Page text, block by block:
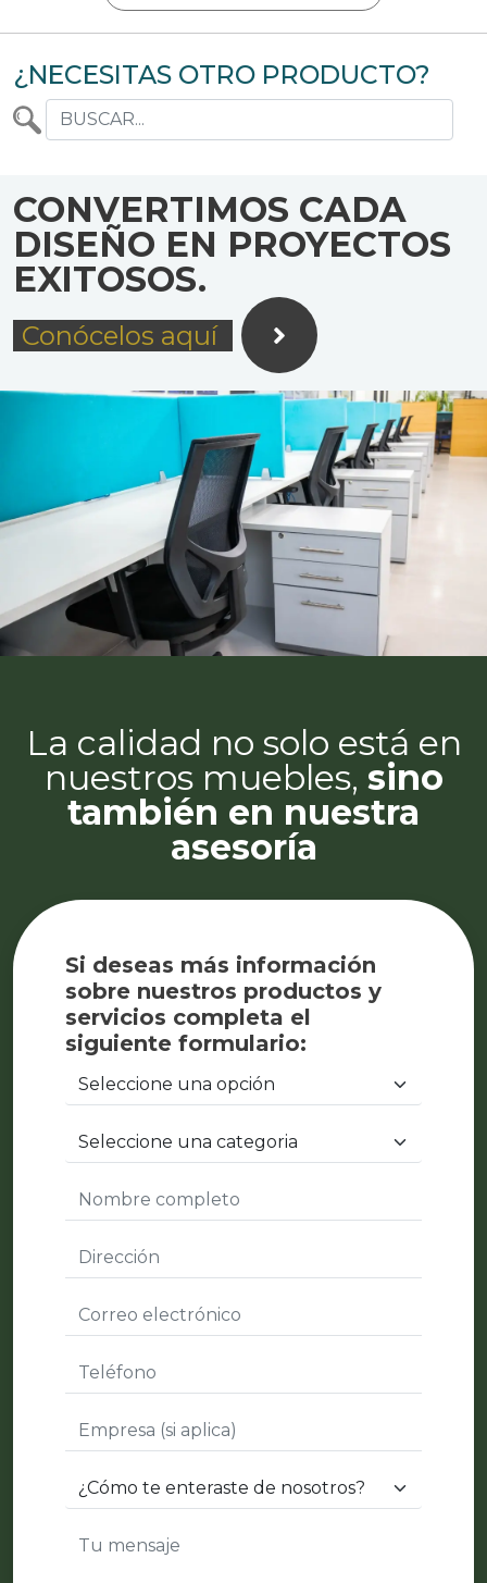
¿NECESITAS OTRO PRODUCTO?
CONVERTIMOS CADA
DISEÑO EN PROYECTOS
EXITOSOS.
Conócelos aquí
La calidad no solo está en
nuestros muebles, sino
también en nuestra
asesoría
Si deseas más información
sobre nuestros productos y
servicios completa el
siguiente formulario: